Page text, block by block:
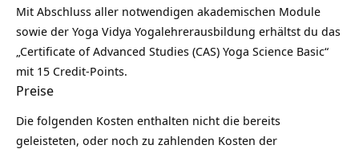
Mit Abschluss aller notwendigen akademischen Module
sowie der Yoga Vidya Yogalehrerausbildung erhältst du das
„Certificate of Advanced Studies (CAS) Yoga Science Basic“
mit 15 Credit-Points.
Preise
Die folgenden Kosten enthalten nicht die bereits
geleisteten, oder noch zu zahlenden Kosten der